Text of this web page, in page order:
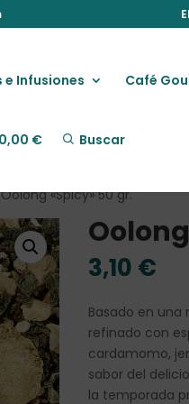
e Infusiones Café
0,00 € Buscar
«Spicy» 50 gr.
3,10 €
Basado en
refinado con
cardamomo,
sabor del
la temporada